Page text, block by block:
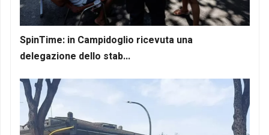
SpinTime: in Campidoglio ricevuta una
delegazione dello stab...